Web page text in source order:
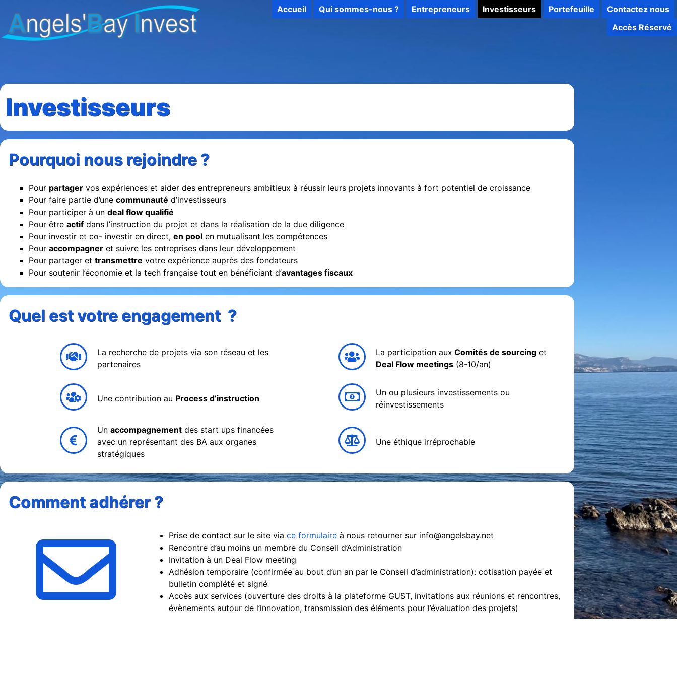
Accueil Qui sommes-nous ? Entrepreneurs Investisseurs Portefeuille
Contactez nous
Accès Réservé
Investisseurs
Pourquoi nous rejoindre ?
Pour partager vos expériences et aider des entrepreneurs ambitieux à réussir leurs projets innovants à fort potentiel de croissance
Pour faire partie d’une communauté d’investisseurs
Pour participer à un deal flow qualifié
Pour être actif dans l’instruction du projet et dans la réalisation de la due diligence
Pour investir et co- investir en direct, en pool en mutualisant les compétences
Pour accompagner et suivre les entreprises dans leur développement
Pour partager et transmettre votre expérience auprès des fondateurs
Pour soutenir l’économie et la tech française tout en bénéficiant d’avantages fiscaux
Quel est votre engagement ?
La recherche de projets via son réseau et les
partenaires
La participation aux Comités de sourcinget
Deal Flow meetings(8-10/an)
Une contribution au Process d’instruction
Un ou plusieurs investissements ou
réinvestissements
Un accompagnementdes start ups financées
avec un représentant des BA aux organes
stratégiques
Une éthique irréprochable
Comment adhérer ?
Prise de contact sur le site via ce formulaireà nous retourner sur info@angelsbay.net
Rencontre d’au moins un membre du Conseil d’Administration
Invitation à un Deal Flow meeting
Adhésion temporaire (confirmée au bout d’un an par le Conseil d’administration): cotisation payée et
bulletin complété et signé
Accès aux services (ouverture des droits à la plateforme GUST, invitations aux réunions et rencontres,
évènements autour de l’innovation, transmission des éléments pour l’évaluation des projets)